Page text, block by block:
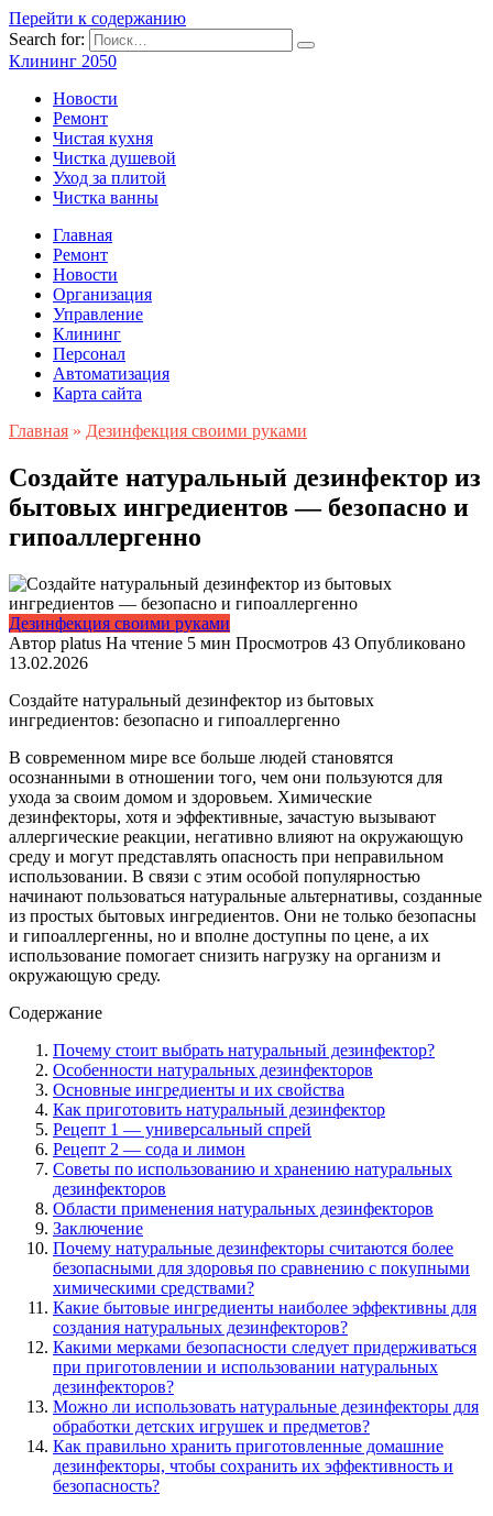
Перейти к содержанию
Search for:
Клининг 2050
Новости
Ремонт
Чистая кухня
Чистка душевой
Уход за плитой
Чистка ванны
Главная
Ремонт
Новости
Организация
Управление
Клининг
Персонал
Автоматизация
Карта сайта
Главная » Дезинфекция своими руками
Создайте натуральный дезинфектор из
бытовых ингредиентов — безопасно и
гипоаллергенно
Дезинфекция своими руками
Автор platus На чтение 5 мин Просмотров 43 Опубликовано
13.02.2026
Создайте натуральный дезинфектор из бытовых
ингредиентов: безопасно и гипоаллергенно
В современном мире все больше людей становятся
осознанными в отношении того, чем они пользуются для
ухода за своим домом и здоровьем. Химические
дезинфекторы, хотя и эффективные, зачастую вызывают
аллергические реакции, негативно влияют на окружающую
среду и могут представлять опасность при неправильном
использовании. В связи с этим особой популярностью
начинают пользоваться натуральные альтернативы, созданные
из простых бытовых ингредиентов. Они не только безопасны
и гипоаллергенны, но и вполне доступны по цене, а их
использование помогает снизить нагрузку на организм и
окружающую среду.
Содержание
Почему стоит выбрать натуральный дезинфектор?
Особенности натуральных дезинфекторов
Основные ингредиенты и их свойства
Как приготовить натуральный дезинфектор
Рецепт 1 — универсальный спрей
Рецепт 2 — сода и лимон
Советы по использованию и хранению натуральных
дезинфекторов
Области применения натуральных дезинфекторов
Заключение
Почему натуральные дезинфекторы считаются более
безопасными для здоровья по сравнению с покупными
химическими средствами?
Какие бытовые ингредиенты наиболее эффективны для
создания натуральных дезинфекторов?
Какими мерками безопасности следует придерживаться
при приготовлении и использовании натуральных
дезинфекторов?
Можно ли использовать натуральные дезинфекторы для
обработки детских игрушек и предметов?
Как правильно хранить приготовленные домашние
дезинфекторы, чтобы сохранить их эффективность и
безопасность?